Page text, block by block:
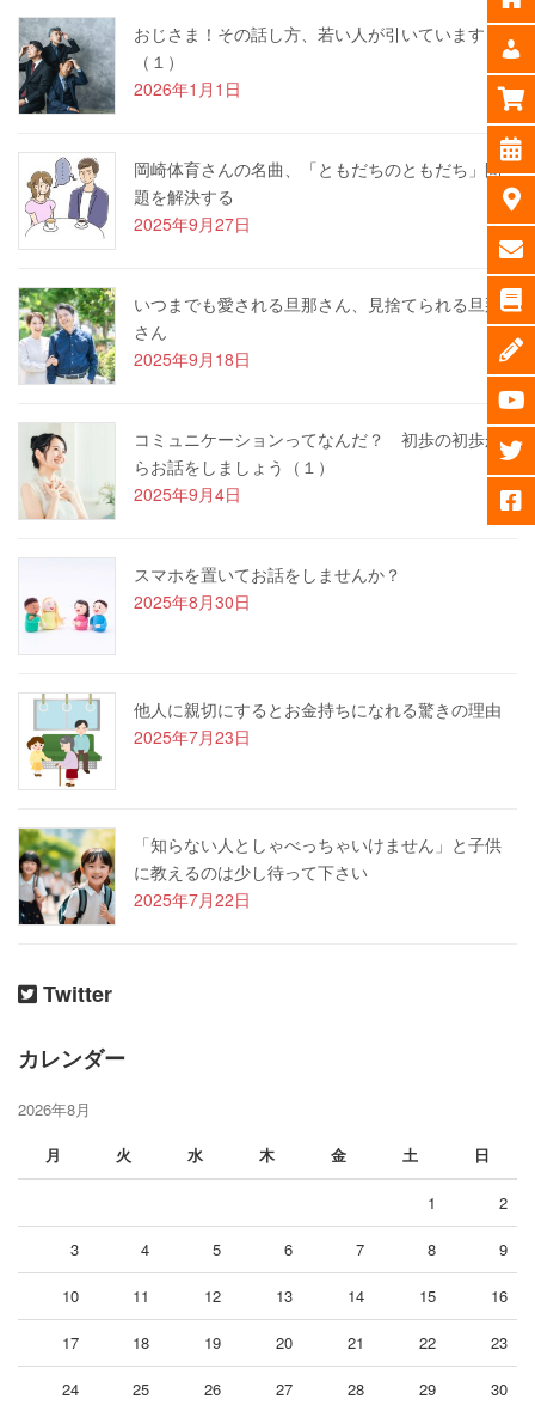
おじさま！その話し方、若い人が引いています
（１）
2026年1月1日
岡崎体育さんの名曲、「ともだちのともだち」問
題を解決する
2025年9月27日
いつまでも愛される旦那さん、見捨てられる旦那
さん
2025年9月18日
コミュニケーションってなんだ？ 初歩の初歩か
らお話をしましょう（１）
2025年9月4日
スマホを置いてお話をしませんか？
2025年8月30日
他人に親切にするとお金持ちになれる驚きの理由
2025年7月23日
「知らない人としゃべっちゃいけません」と子供
に教えるのは少し待って下さい
2025年7月22日
Twitter
カレンダー
2026年8月
月
火 水 木 金 土 日
1 2
3 4 5 6 7 8 9
10 11 12 13 14 15 16
17 18 19 20 21 22 23
24 25 26 27 28 29 30